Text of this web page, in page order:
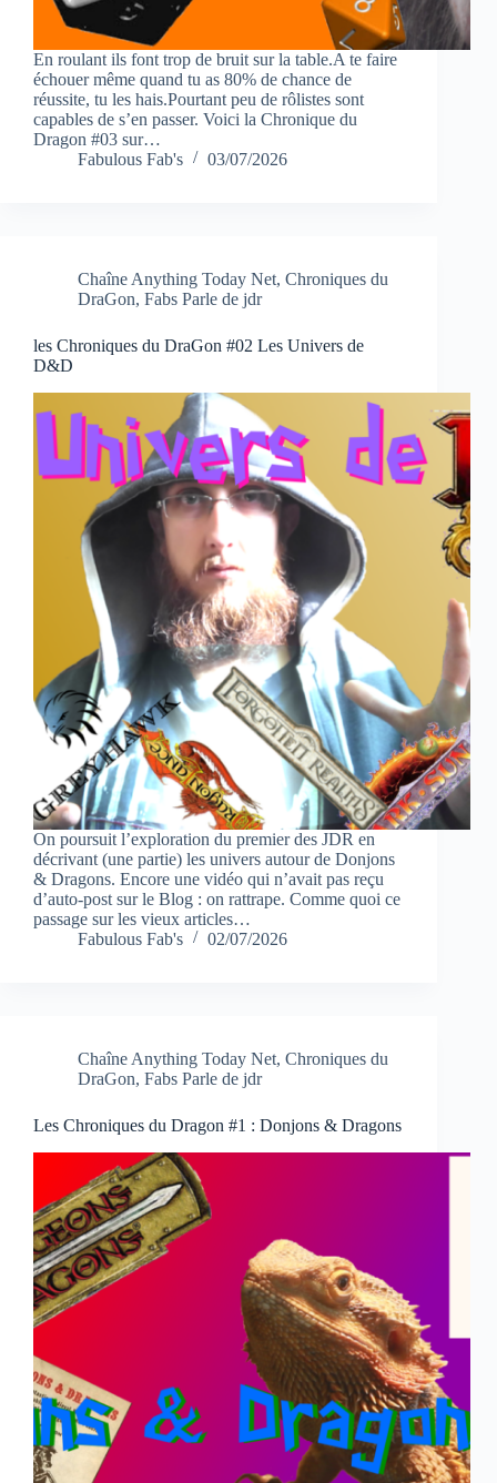
En roulant ils font trop de bruit sur la table.A te faire
échouer même quand tu as 80% de chance de
réussite, tu les hais.Pourtant peu de rôlistes sont
capables de s’en passer. Voici la Chronique du
Dragon #03 sur…
Fabulous Fab's
03/07/2026
Chaîne Anything Today Net, Chroniques du
DraGon, Fabs Parle de jdr
les Chroniques du DraGon #02 Les Univers de
D&D
On poursuit l’exploration du premier des JDR en
décrivant (une partie) les univers autour de Donjons
& Dragons. Encore une vidéo qui n’avait pas reçu
d’auto-post sur le Blog : on rattrape. Comme quoi ce
passage sur les vieux articles…
Fabulous Fab's
02/07/2026
Chaîne Anything Today Net, Chroniques du
DraGon, Fabs Parle de jdr
Les Chroniques du Dragon #1 : Donjons & Dragons